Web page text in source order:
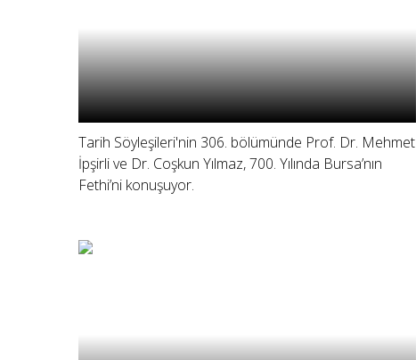
Tarih Söyleşileri'nin 306. bölümünde Prof. Dr. Mehmet
İpşirli ve Dr. Coşkun Yılmaz, 700. Yılında Bursa’nın
Fethi’ni konuşuyor.